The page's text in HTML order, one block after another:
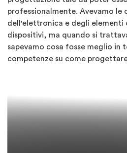
professionalmente. Avevamo le
dell'elettronica e degli elementi
dispositivi, ma quando si
sapevamo cosa fosse meglio in
competenze su come